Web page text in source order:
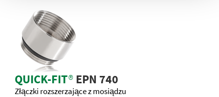
QUICK-FIT®EPN 740
Złączki rozszerzające z mosiądzu